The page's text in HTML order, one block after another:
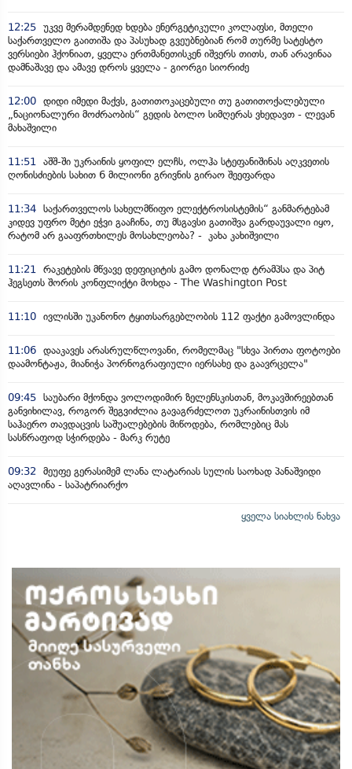
12:25 უკვე მერამდენედ ხდება ენერგეტიკული კოლაფსი, მთელი
საქართველო გაითიშა და პასუხად გვეუბნებიან რომ თურმე სატესტო
ვერსიები ჰქონიათ, ყველა ერთმანეთისკენ იშვერს თითს, თან არავინაა
დამნაშავე და ამავე დროს ყველა - გიორგი სიორიძე
12:00 დიდი იმედი მაქვს, გათითოკაცებული თუ გათითოქალებული
„ნაციონალური მოძრაობის“ გედის ბოლო სიმღერას ვხედავთ - ლევან
მახაშვილი
11:51
აშშ-ში უკრაინის ყოფილ ელჩს, ოლჰა სტეფანიშინას აღკვეთის
ღონისძიების სახით 6 მილიონი გრივნის გირაო შეეფარდა
11:34 საქართველოს სახელმწიფო ელექტროსისტემის“ განმარტებამ
კიდევ უფრო მეტი ეჭვი გააჩინა, თუ მსგავსი გათიშვა გარდაუვალი იყო,
რატომ არ გააფრთხილეს მოსახლეობა? - კახა კახიშვილი
11:21
რაკეტების მწვავე დეფიციტის გამო დონალდ ტრამპსა და პიტ
ჰეგსეთს შორის კონფლიქტი მოხდა - The Washington Post
11:10 ივლისში უკანონო ტყითსარგებლობის 112 ფაქტი გამოვლინდა
11:06 დააკავეს არასრულწლოვანი, რომელმაც "სხვა პირთა ფოტოები
დაამონტაჟა, მიანიჭა პორნოგრაფიული იერსახე და გაავრცელა"
09:45 საუბარი მქონდა ვოლოდიმირ ზელენსკისთან, მოკავშირეებთან
განვიხილავ, როგორ შეგვიძლია გავაგრძელოთ უკრაინისთვის იმ
საჰაერო თავდაცვის საშუალებების მიწოდება, რომლებიც მას
სასწრაფოდ სჭირდება - მარკ რუტე
09:32
მეუფე გერასიმემ ლანა ლატარიას სულის საოხად პანაშვიდი
აღავლინა - საპატრიარქო
ყველა სიახლის ნახვა